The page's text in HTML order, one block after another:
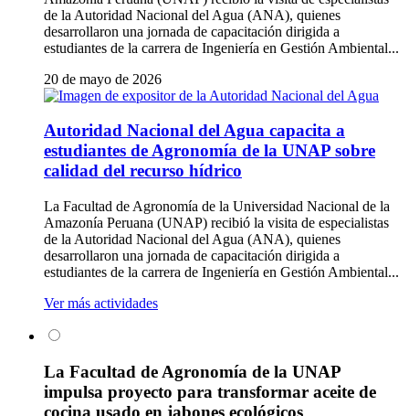
de la Autoridad Nacional del Agua (ANA), quienes
desarrollaron una jornada de capacitación dirigida a
estudiantes de la carrera de Ingeniería en Gestión Ambiental...
20 de mayo de 2026
Autoridad Nacional del Agua capacita a
estudiantes de Agronomía de la UNAP sobre
calidad del recurso hídrico
La Facultad de Agronomía de la Universidad Nacional de la
Amazonía Peruana (UNAP) recibió la visita de especialistas
de la Autoridad Nacional del Agua (ANA), quienes
desarrollaron una jornada de capacitación dirigida a
estudiantes de la carrera de Ingeniería en Gestión Ambiental...
Ver más actividades
La Facultad de Agronomía de la UNAP
impulsa proyecto para transformar aceite de
cocina usado en jabones ecológicos